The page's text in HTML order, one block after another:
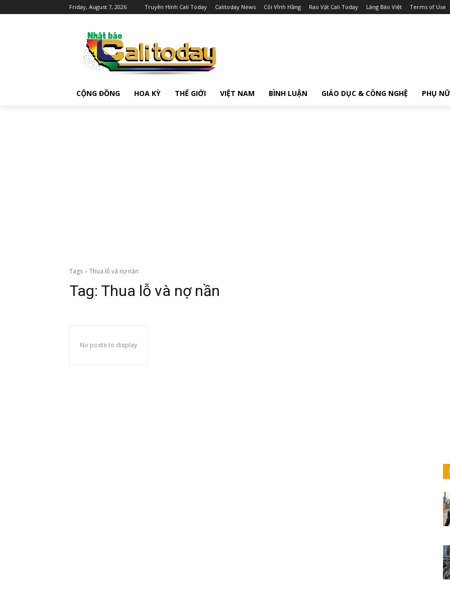
Friday, August 7, 2026 Truyền Hình Cali Today Calitoday News Cõi Vĩnh Hằng Rao Vặt Cali Today Làng Báo Việt Terms of Use
CỘNG ĐỒNG HOA KỲ THẾ GIỚI VIỆT NAM BÌNH LUẬN GIÁO DỤC & CÔNG NGHỆ PHỤ NỮ
Tags Thua lỗ và nợ nần
Tag: Thua lỗ và nợ nần
No posts to display